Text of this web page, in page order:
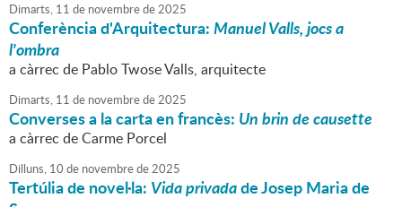
Dimarts, 11 de novembrede2025
Conferència d'Arquitectura:Manuel Valls, jocs a
l'ombra
a càrrec de Pablo Twose Valls, arquitecte
Dimarts, 11 de novembrede2025
Converses a la carta en francès: Un brin de causette
a càrrec de Carme Porcel
Dilluns, 10 de novembrede2025
Tertúlia de novel·la: Vida privadade Josep Maria de